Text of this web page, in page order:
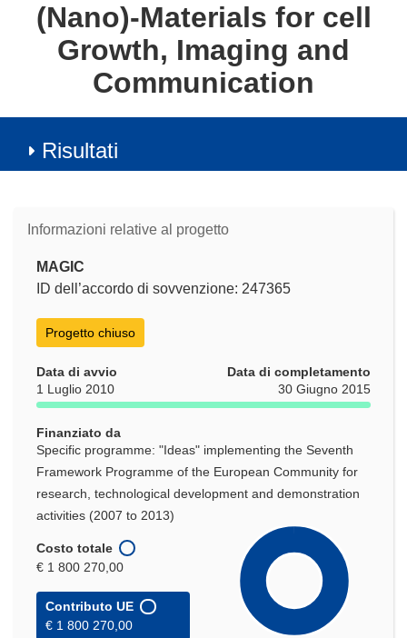
(Nano)-Materials for cell
Growth, Imaging and
Communication
Risultati
Informazioni relative al progetto
MAGIC
ID dell’accordo di sovvenzione: 247365
Progetto chiuso
Data di avvio
1 Luglio 2010
Data di completamento
30 Giugno 2015
Finanziato da
Specific programme: "Ideas" implementing the Seventh
Framework Programme of the European Community for
research, technological development and demonstration
activities (2007 to 2013)
Costo totale
€ 1 800 270,00
Contributo UE
€ 1 800 270,00